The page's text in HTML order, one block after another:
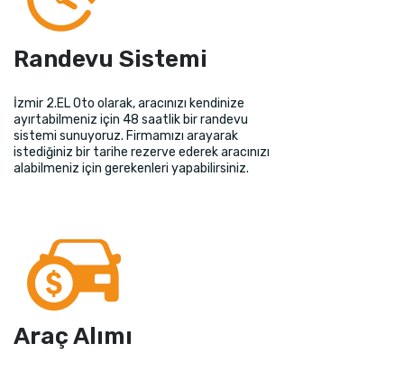
Randevu Sistemi
İzmir 2.EL Oto olarak, aracınızı kendinize
ayırtabilmeniz için 48 saatlik bir randevu
sistemi sunuyoruz. Firmamızı arayarak
istediğiniz bir tarihe rezerve ederek aracınızı
alabilmeniz için gerekenleri yapabilirsiniz.
Araç Alımı